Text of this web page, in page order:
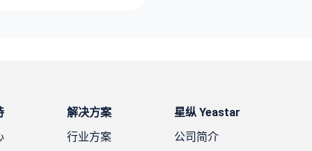
解决方案
行业方案
星纵 Yeastar
公司简介